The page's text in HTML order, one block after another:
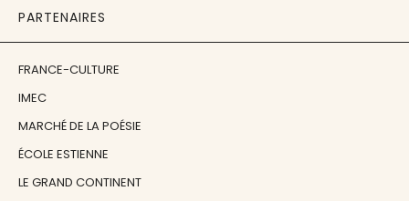
PARTENAIRES
FRANCE-CULTURE
IMEC
MARCHÉ DE LA POÉSIE
ÉCOLE ESTIENNE
LE GRAND CONTINENT